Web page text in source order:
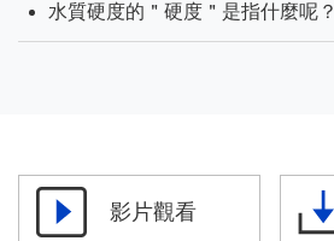
水質硬度的＂硬度＂是指什麼呢？
影片觀看